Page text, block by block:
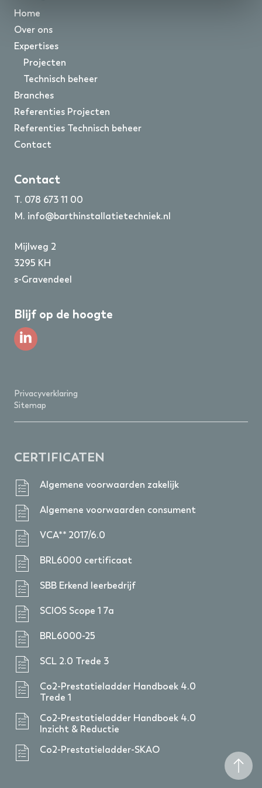
Home
Over ons
Expertises
Projecten
Technisch beheer
Branches
Referenties Projecten
Referenties Technisch beheer
Contact
Contact
T. 078 673 11 00
M. info@barthinstallatietechniek.nl
Mijlweg 2
3295 KH
s-Gravendeel
Blijf op de hoogte
Privacyverklaring
Sitemap
CERTIFICATEN
Algemene voorwaarden zakelijk
Algemene voorwaarden consument
VCA** 2017/6.0
BRL6000 certificaat
SBB Erkend leerbedrijf
SCIOS Scope 1 7a
BRL6000-25
SCL 2.0 Trede 3
Co2-Prestatieladder Handboek 4.0
Trede 1
Co2-Prestatieladder Handboek 4.0
Inzicht & Reductie
Co2-Prestatieladder-SKAO